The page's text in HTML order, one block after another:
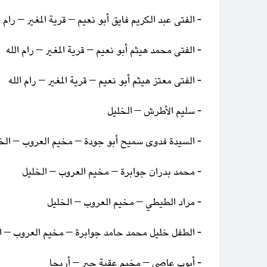
- الفتى عبد الكريم فايق أبو نعيم – قرية المغير – رام
- الفتى محمد هيثم أبو نعيم – قرية المغير – رام الله
- الفتى معتز هيثم أبو نعيم – قرية المغير – رام الله
- سليم الأطرش – الخليل
- السيدة فدوى سميح أبو جودة – مخيم العروب –
- محمد بدران جوابرة – مخيم العروب – الخليل
- مراد الطيطي – مخيم العروب – الخليل
- الطفل خليل محمد حامد جوابرة – مخيم العروب –
- أيوب عاصي – مخيم عقبة جبر – أريحا